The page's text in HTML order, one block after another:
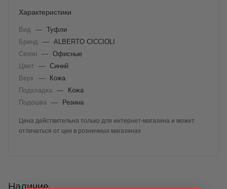
Характеристики
Вид — Туфли
Бренд
— ALBERTO CICCIOLI
Сезон
— Офисные
Цвет — Синий
Верх
—
Кожа
Подкладка
—
Кожа
Подошва
— Резина
Цена действительна только для интернет-магазина и может
отличаться от цен в розничных магазинах
Наличие